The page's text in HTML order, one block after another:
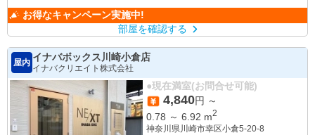
お得なキャンペーン実施中!
部屋を確認する
屋内
イナバボックス川崎小倉店
イナバクリエイト株式会社
●現在満室(お問合せ可能)
4,840円 ～
0.78 ～ 6.92 m2
神奈川県川崎市幸区小倉5-20-8